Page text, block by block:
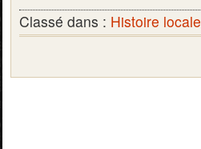
Classé dans : Histoire locale